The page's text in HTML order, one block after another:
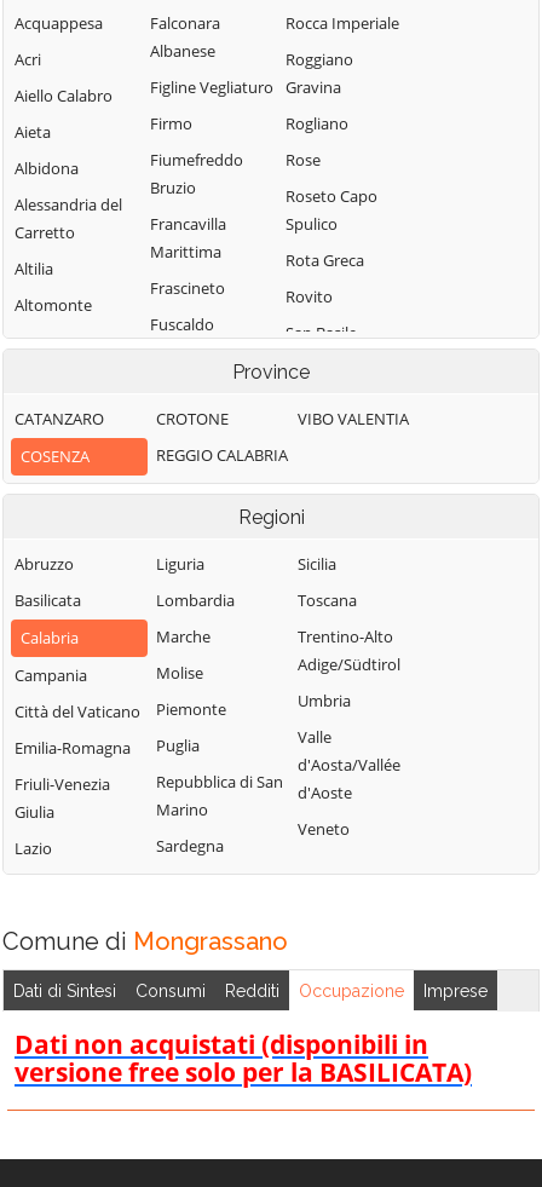
Acquappesa
Acri
Aiello Calabro
Aieta
Albidona
Alessandria del
Carretto
Altilia
Altomonte
Amantea
Aprigliano
Belmonte
Calabro
Bianchi
Bisignano
Bocchigliero
Bonifati
Buonvicino
Calopezzati
Cariati
Carolei
Carpanzano
Casali del Manco
Cassano all'Ionio
Falconara
Albanese
Figline Vegliaturo
Firmo
Fiumefreddo
Bruzio
Francavilla
Marittima
Frascineto
Fuscaldo
Piemontese
Lago
Laino Castello
Lappano
Lattarico
Longobardi
Longobucco
Lungro
Luzzi
Mandatoriccio
Mangone
Marano
Marchesato
Marano
Rocca Imperiale
Roggiano
Gravina
Rogliano
Rose
Roseto Capo
Spulico
Rota Greca
Rovito
San Basile
San Benedetto
Albanese
San Demetrio
Corone
San Donato di
San Giorgio
Albanese
San Giovanni in
Fiore
San Lorenzo
Vallo
Argentano
Finita
San Nicola Arcella
Province
CATANZARO
COSENZA
CROTONE
REGGIO CALABRIA
VIBO VALENTIA
Regioni
Abruzzo
Basilicata
Calabria
Campania
Città del Vaticano
Emilia-Romagna
Friuli-Venezia
Giulia
Lazio
Liguria
Lombardia
Marche
Molise
Piemonte
Puglia
Repubblica di San
Marino
Sardegna
Sicilia
Toscana
Trentino-Alto
Adige/Südtirol
Umbria
Valle
d'Aosta/Vallée
d'Aoste
Veneto
Comune di Mongrassano
Dati di Sintesi Consumi Redditi Occupazione Imprese
Dati non acquistati (disponibili in
versione free solo per la BASILICATA)